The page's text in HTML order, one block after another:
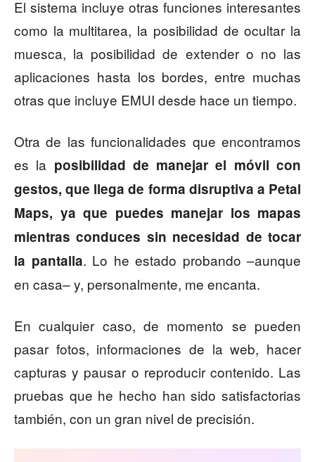
El sistema incluye otras funciones interesantes
como la multitarea, la posibilidad de ocultar la
muesca, la posibilidad de extender o no las
aplicaciones hasta los bordes, entre muchas
otras que incluye EMUI desde hace un tiempo.
Otra de las funcionalidades que encontramos
es la posibilidad de manejar el móvil con
gestos, que llega de forma disruptiva a Petal
Maps, ya que puedes manejar los mapas
mientras conduces sin necesidad de tocar
la pantalla. Lo he estado probando –aunque
en casa– y, personalmente, me encanta.
En cualquier caso, de momento se pueden
pasar fotos, informaciones de la web, hacer
capturas y pausar o reproducir contenido. Las
pruebas que he hecho han sido satisfactorias
también, con un gran nivel de precisión.